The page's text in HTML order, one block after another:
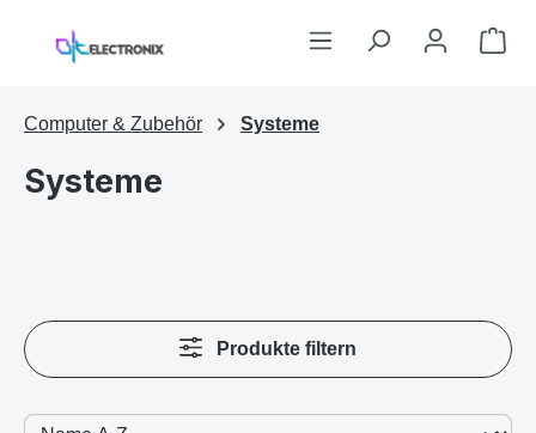
Zum Hauptinhalt springen
Computer & Zubehör Systeme
Systeme
Produkte filtern